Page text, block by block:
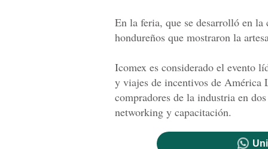
En la feria, que se desarrolló en
hondureños que mostraron la
Icomex es considerado el evento
y viajes de incentivos de América
compradores de la industria en
networking y capacitación.